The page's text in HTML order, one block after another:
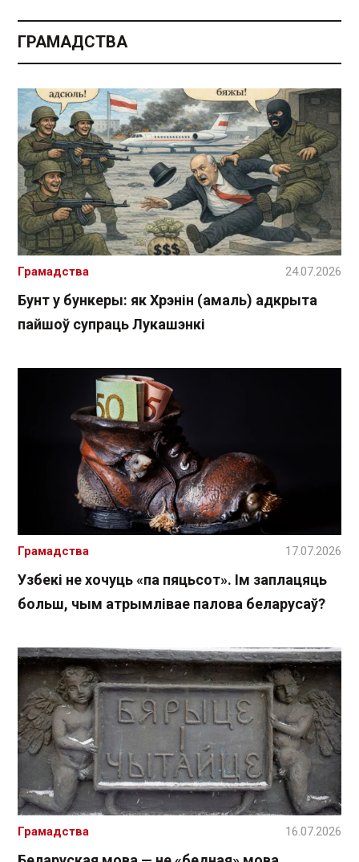
ГРАМАДСТВА
Бунт у бункеры: як Хрэнін (амаль) адкрыта
пайшоў супраць Лукашэнкі
Грамадства 24.07.2026
Узбекі не хочуць «па пяцьсот». Ім заплацяць
больш, чым атрымлівае палова беларусаў?
Грамадства 17.07.2026
Грамадства 16.07.2026